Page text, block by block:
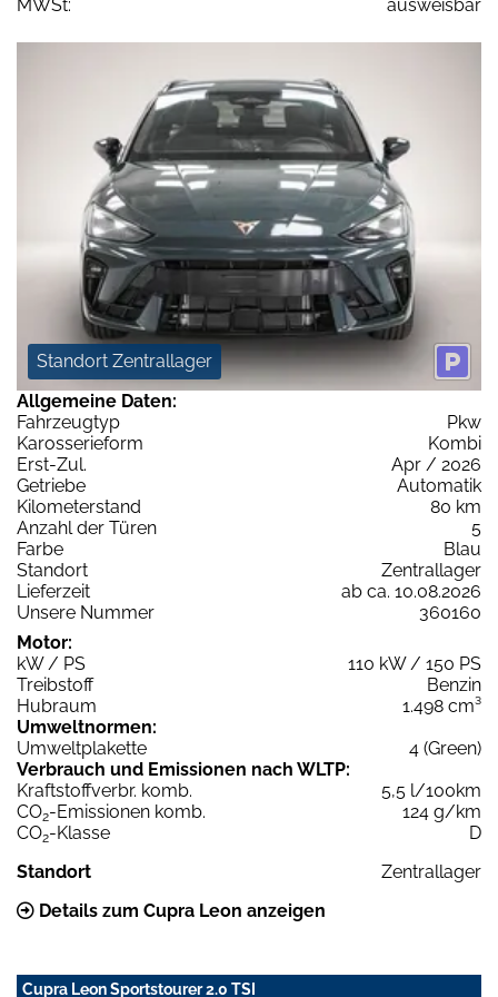
MWSt: ausweisbar
Standort Zentrallager
Allgemeine Daten:
Fahrzeugtyp
Pkw
Karosserieform
Kombi
Erst-Zul.
Apr / 2026
Getriebe
Automatik
Kilometerstand
80 km
Anzahl der Türen
5
Farbe
Blau
Standort
Zentrallager
Lieferzeit
ab ca. 10.08.2026
Unsere Nummer
360160
Motor:
kW / PS
110 kW / 150 PS
Treibstoff
Benzin
Hubraum
1.498 cm³
Umweltnormen:
Umweltplakette
4 (Green)
Verbrauch und Emissionen nach WLTP:
Kraftstoffverbr. komb.
5,5 l/100km
CO2-Emissionen komb.
124 g/km
CO2-Klasse
D
Standort
Zentrallager
Details zum Cupra Leon anzeigen
Cupra Leon Sportstourer 2.0 TSI